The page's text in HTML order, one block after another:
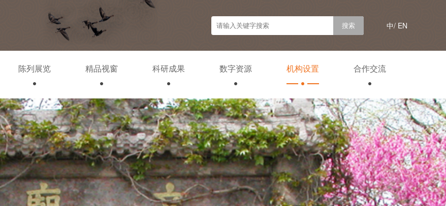
中/ EN
陈列展览 精品视窗 科研成果 数字资源 机构设置 合作交流